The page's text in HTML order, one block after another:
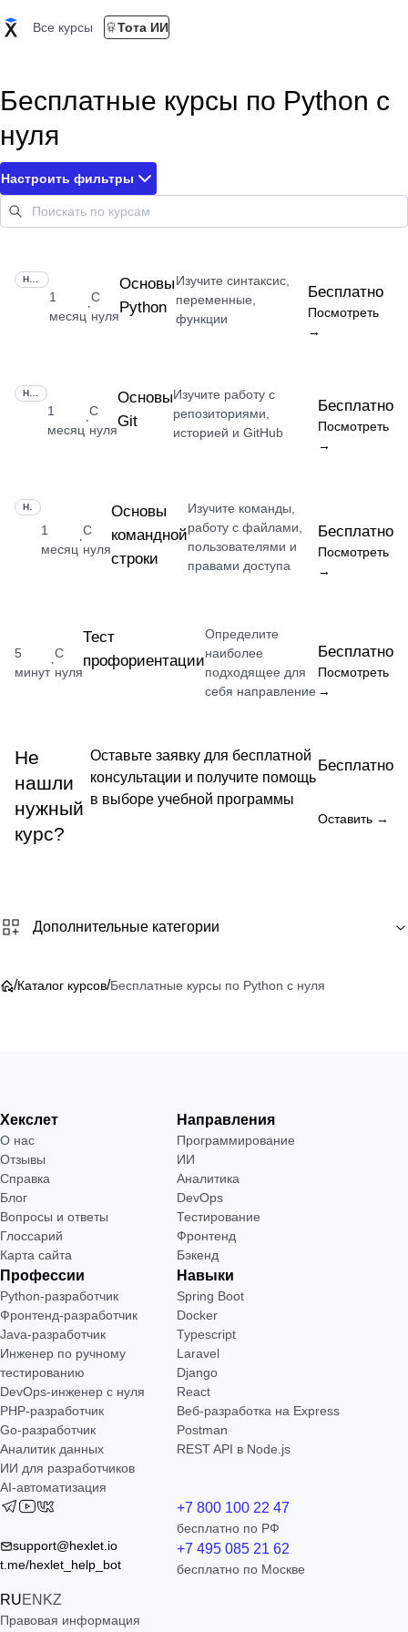
Все курсы Тота ИИ
Бесплатные курсы по Python с
нуля
Настроить фильтры
1
месяц
·
С
нуля
Основы
Python
Изучите синтаксис,
переменные,
функции
Бесплатно
Посмотреть
→
1
месяц
·
С
нуля
Основы
Git
Изучите работу с
репозиториями,
историей и GitHub
Бесплатно
Посмотреть
→
1
месяц
·
С
нуля
Основы
командной
строки
Изучите команды,
работу с файлами,
пользователями и
правами доступа
Бесплатно
Посмотреть
→
5
минут
·
С
нуля
Тест
профориентации
Определите
наиболее
подходящее для
себя направление
Бесплатно
Посмотреть
→
Не
нашли
нужный
курс?
Оставьте заявку для бесплатной
консультации и получите помощь
в выборе учебной программы
Бесплатно
Оставить →
Дополнительные категории
/Каталог курсов/Бесплатные курсы по Python с нуля
Хекслет
О нас
Отзывы
Справка
Блог
Вопросы и ответы
Глоссарий
Карта сайта
Направления
Программирование
ИИ
Аналитика
DevOps
Тестирование
Фронтенд
Бэкенд
Профессии
Python-разработчик
Фронтенд-разработчик
Java-разработчик
Инженер по ручному
тестированию
DevOps-инженер с нуля
РНР-разработчик
Go-разработчик
Аналитик данных
ИИ для разработчиков
AI-автоматизация
Навыки
Spring Boot
Docker
Typescript
Laravel
Django
React
Веб-разработка на Express
Postman
REST API в Node.js
support@hexlet.io
t.me/hexlet_help_bot
RUEN KZ
+7 800 100 22 47
бесплатно по РФ
+7 495 085 21 62
бесплатно по Москве
Правовая информация